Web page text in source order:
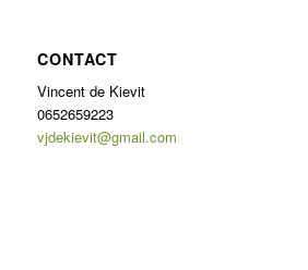
CONTACT
Vincent de Kievit
0652659223
vjdekievit@gmail.com